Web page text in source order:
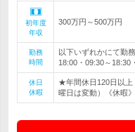
初年度
年収
300万円～500万円
勤務
時間
以下いずれかにて勤
18:00・09:30～18:30
休日
休暇
★年間休日120日以上
曜日は変動）《休暇